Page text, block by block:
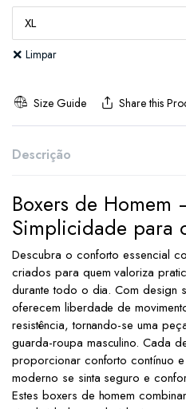
Limpar
Size Guide Share this
Descrição
Boxers de Homem
Simplicidade para
Descubra o conforto essencial
criados para quem valoriza
durante todo o dia. Com design
oferecem liberdade de
resistência, tornando-se uma
guarda-roupa masculino. Cada
proporcionar conforto contínuo
moderno se sinta seguro e
Estes boxers de homem